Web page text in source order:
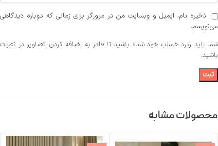
ذخیره نام، ایمیل و وبسایت من در مرورگر برای زمانی که دوباره دیدگاهی
می‌نویسم.
شما باید وارد حساب خود شده باشید تا قادر به اضافه کردن تصاویر در نظرات
باشید.
محصولات مشابه